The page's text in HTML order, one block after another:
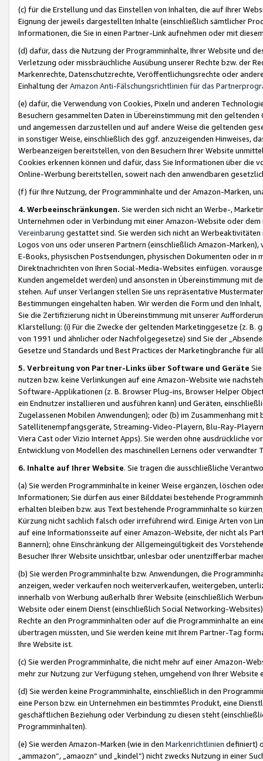
(c) für die Erstellung und das Einstellen von Inhalten, die auf Ihrer
Eignung der jeweils dargestellten Inhalte (einschließlich sämtlicher
Informationen, die Sie in einen Partner-Link aufnehmen oder mit
(d) dafür, dass die Nutzung der Programminhalte, Ihrer Website und
Verletzung oder missbräuchliche Ausübung unserer Rechte bzw. der
Markenrechte, Datenschutzrechte, Veröffentlichungsrechte oder
Einhaltung derAmazon Anti-Fälschungsrichtlinien für das
(e) dafür, die Verwendung von Cookies, Pixeln und anderen
Besuchern gesammelten Daten in Übereinstimmung mit den
und angemessen darzustellen und auf andere Weise die geltenden
in sonstiger Weise, einschließlich des ggf. anzuzeigenden Hinweises,
Werbeanzeigen bereitstellen, von den Besuchern Ihrer Website
Cookies erkennen können und dafür, dass Sie Informationen über die
Online-Werbung bereitstellen, soweit nach den anwendbaren
(f) für Ihre Nutzung, der Programminhalte und der Amazon-Marken,
4. Werbeeinschränkungen. Sie werden sich nicht an Werbe-,
Unternehmen oder in Verbindung mit einer Amazon-Website oder
Vereinbarung gestattet sind. Sie werden sich nicht an
Logos von uns oder unseren Partnern (einschließlich Amazon-
E-Books, physischen Postsendungen, physischen Dokumenten oder in
Direktnachrichten von Ihren Social-Media-Websites einfügen.
Kunden angemeldet werden) und ansonsten in Übereinstimmung mit
stehen. Auf unser Verlangen stellen Sie uns repräsentative
Bestimmungen eingehalten haben. Wir werden die Form und den
Sie die Zertifizierung nicht in Übereinstimmung mit unserer
Klarstellung: (i) Für die Zwecke der geltenden Marketinggesetze (z. B.
von 1991 und ähnlicher oder Nachfolgegesetze) sind Sie der
Gesetze und Standards und Best Practices der Marketingbranche für
5. Verbreitung von Partner-Links über Software und Geräte
nutzen bzw. keine Verlinkungen auf eine Amazon-Website wie
Software-Applikationen (z. B. Browser Plug-ins, Browser Helper
ein Endnutzer installieren und ausführen kann) und Geräten,
Zugelassenen Mobilen Anwendungen); oder (b) im Zusammenhang
Satellitenempfangsgeräte, Streaming-Video-Playern, Blu-Ray-
Viera Cast oder Vizio Internet Apps). Sie werden ohne ausdrückliche
Entwicklung von Modellen des maschinellen Lernens oder
6. Inhalte auf Ihrer Website. Sie tragen die ausschließliche
(a) Sie werden Programminhalte in keiner Weise ergänzen, löschen
Informationen; Sie dürfen aus einer Bilddatei bestehende
erhalten bleiben bzw. aus Text bestehende Programminhalte so
Kürzung nicht sachlich falsch oder irreführend wird. Einige Arten von
auf eine Informationsseite auf einer Amazon-Website, der nicht als
Bannern); ohne Einschränkung der Allgemeingültigkeit des
Besucher Ihrer Website unsichtbar, unlesbar oder unentzifferbar
(b) Sie werden Programminhalte bzw. Anwendungen, die
anzeigen, weder verkaufen noch weiterverkaufen, weitergeben,
innerhalb von Werbung außerhalb Ihrer Website (einschließlich
Website oder einem Dienst (einschließlich Social Networking-
Rechte an den Programminhalten oder auf die Programminhalte an
übertragen müssten, und Sie werden keine mit Ihrem Partner-Tag
Ihre Website ist.
(c) Sie werden Programminhalte, die nicht mehr auf einer Amazon-
mehr zur Nutzung zur Verfügung stehen, umgehend von Ihrer
(d) Sie werden keine Programminhalte, einschließlich in den
eine Person bzw. ein Unternehmen ein bestimmtes Produkt, eine
geschäftlichen Beziehung oder Verbindung zu diesen steht
Programminhalten).
(e) Sie werden Amazon-Marken (wie in den Markenrichtlinien definiert)
„ammazon“, „amaozn“ und „kindel“) nicht zwecks Nutzung in einer